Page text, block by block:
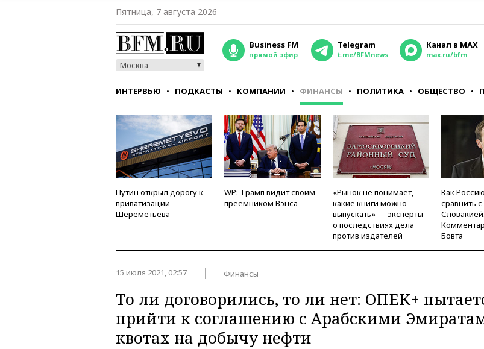
Пятница, 7 августа 2026
Москва
Business FM
прямой эфир
Telegram
t.me/BFMnews
Канал в MAX
max.ru/bfm
ИНТЕРВЬЮ ПОДКАСТЫ КОМПАНИИ ФИНАНСЫ ПОЛИТИКА ОБЩЕСТВО
СТИЛЬ ТЕСТЫ
Путин открыл дорогу к
приватизации
Шереметьева
WP: Трамп видит своим
преемником Вэнса
«Рынок не понимает,
какие книги можно
выпускать» — эксперты
о последствиях дела
против издателей
Как
сравнить
Словакией.
Бовта
15 июля 2021, 02:57 Финансы
То ли договорились, то ли нет: ОПЕК+
прийти к соглашению с Арабскими
квотах на добычу нефти